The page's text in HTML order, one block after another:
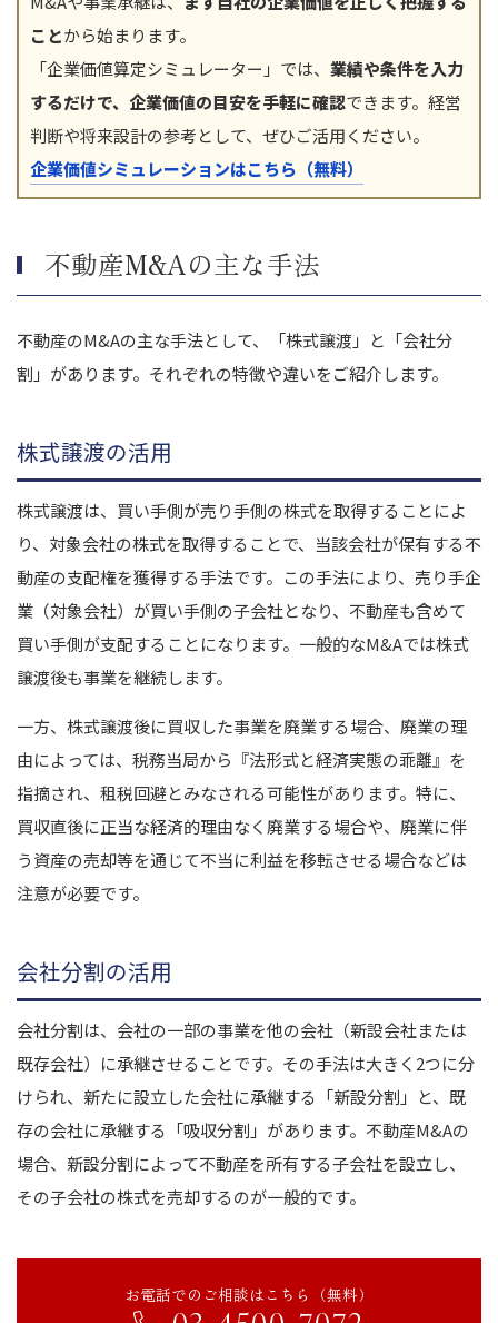
ことから始まります。
「企業価値算定シミュレーター」では、 業績や条件を入力
するだけで、企業価値の目安を手軽に確認できます。経営
判断や将来設計の参考として、ぜひご活用ください。
企業価値シミュレーションはこちら（無料）
不動産M&Aの主な手法
不動産のM&Aの主な手法として、「株式譲渡」と「会社分
割」があります。それぞれの特徴や違いをご紹介します。
株式譲渡の活用
株式譲渡は、買い手側が売り手側の株式を取得することによ
り、対象会社の株式を取得することで、当該会社が保有する不
動産の支配権を獲得する手法です。この手法により、売り手企
業（対象会社）が買い手側の子会社となり、不動産も含めて
買い手側が支配することになります。一般的なM&Aでは株式
譲渡後も事業を継続します。
一方、株式譲渡後に買収した事業を廃業する場合、廃業の理
由によっては、税務当局から『法形式と経済実態の乖離』を
指摘され、租税回避とみなされる可能性があります。特に、
買収直後に正当な経済的理由なく廃業する場合や、廃業に伴
う資産の売却等を通じて不当に利益を移転させる場合などは
注意が必要です。
会社分割の活用
会社分割は、会社の一部の事業を他の会社（新設会社または
既存会社）に承継させることです。その手法は大きく2つに分
けられ、新たに設立した会社に承継する「新設分割」と、既
存の会社に承継する「吸収分割」があります。不動産M&Aの
場合、新設分割によって不動産を所有する子会社を設立し、
その子会社の株式を売却するのが一般的です。
お電話でのご相談はこちら（無料）